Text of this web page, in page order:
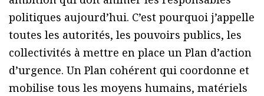
politiques aujourd’hui. C’est pourquoi j’appelle
toutes les autorités, les pouvoirs publics, les
collectivités à mettre en place un Plan d’action
d’urgence. Un Plan cohérent qui coordonne et
mobilise tous les moyens humains, matériels